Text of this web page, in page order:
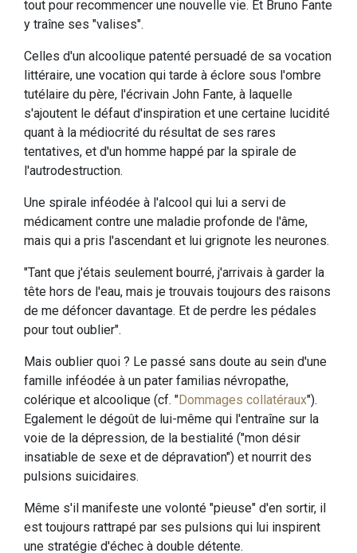
tout pour recommencer une nouvelle vie. Et Bruno Fante
y traîne ses "valises".
Celles d'un alcoolique patenté persuadé de sa vocation
littéraire, une vocation qui tarde à éclore sous l'ombre
tutélaire du père, l'écrivain John Fante, à laquelle
s'ajoutent le défaut d'inspiration et une certaine lucidité
quant à la médiocrité du résultat de ses rares
tentatives, et d'un homme happé par la spirale de
l'autrodestruction.
Une spirale inféodée à l'alcool qui lui a servi de
médicament contre une maladie profonde de l'âme,
mais qui a pris l'ascendant et lui grignote les neurones.
"Tant que j'étais seulement bourré, j'arrivais à garder la
tête hors de l'eau, mais je trouvais toujours des raisons
de me défoncer davantage. Et de perdre les pédales
pour tout oublier".
Mais oublier quoi ? Le passé sans doute au sein d'une
famille inféodée à un pater familias névropathe,
colérique et alcoolique (cf. "Dommages collatéraux").
Egalement le dégoût de lui-même qui l'entraîne sur la
voie de la dépression, de la bestialité ("mon désir
insatiable de sexe et de dépravation") et nourrit des
pulsions suicidaires.
Même s'il manifeste une volonté "pieuse" d'en sortir, il
est toujours rattrapé par ses pulsions qui lui inspirent
une stratégie d'échec à double détente.